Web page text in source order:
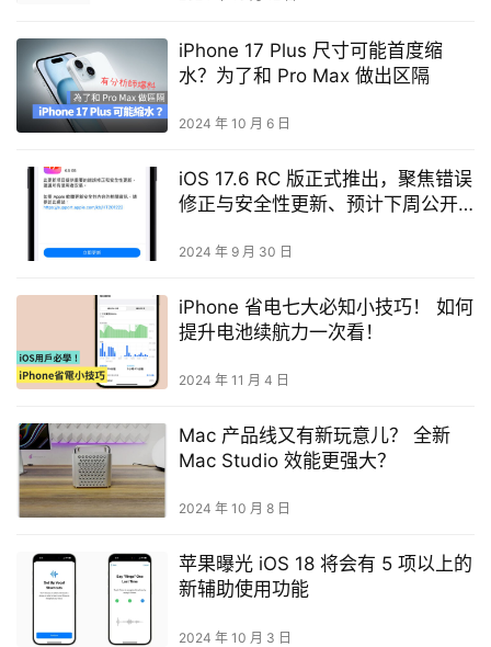
iPhone 17 Plus 尺寸可能首度缩
水？为了和 Pro Max 做出区隔
2024 年 10 月 6 日
iOS 17.6 RC 版正式推出，聚焦错误
修正与安全性更新、预计下周公开
2024 年 9 月 30 日
iPhone 省电七大必知小技巧！ 如何
提升电池续航力一次看！
2024 年 11 月 4 日
Mac 产品线又有新玩意儿？ 全新
Mac Studio 效能更强大？
2024 年 10 月 8 日
苹果曝光 iOS 18 将会有 5 项以上的
新辅助使用功能
2024 年 10 月 3 日